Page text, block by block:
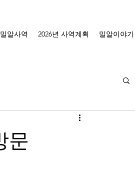
밀알사역 2026년 사역계획 밀알이야기
문